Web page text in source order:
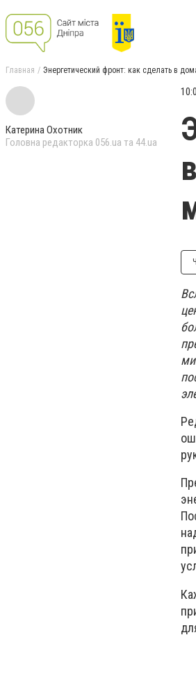
Главная Энергетический фронт: как сделать в
Катерина Охотник
Головна редакторка 056.ua та 44.ua